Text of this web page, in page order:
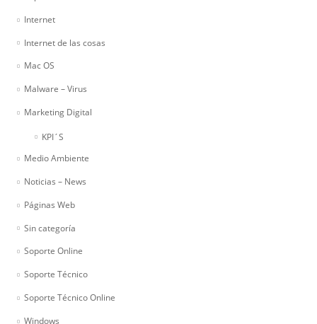
Internet
Internet de las cosas
Mac OS
Malware – Virus
Marketing Digital
KPI´S
Medio Ambiente
Noticias – News
Páginas Web
Sin categoría
Soporte Online
Soporte Técnico
Soporte Técnico Online
Windows